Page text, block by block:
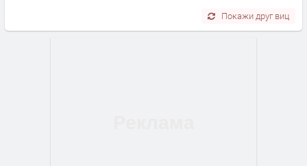
Покажи друг виц